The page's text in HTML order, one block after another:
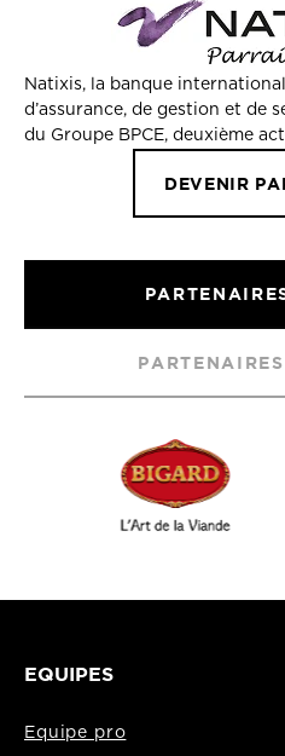
Natixis, la banque
d’assurance, de gestion et de
du Groupe BPCE, deuxième
DEVENIR
EQUIPES
Equipe pro